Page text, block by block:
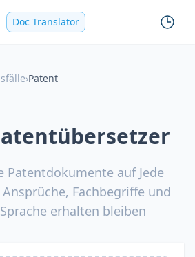
Doc Translator
›Patent
Patentdokumente auf Jede
Fachbegriffe und
erhalten bleiben